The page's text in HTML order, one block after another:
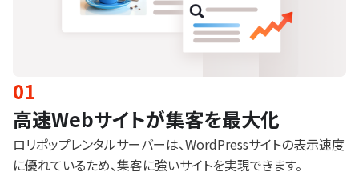
01
高速Webサイトが集客を最大化
ロリポップレンタルサーバーは、WordPressサイトの表示速度
に優れているため、集客に強いサイトを実現できます。